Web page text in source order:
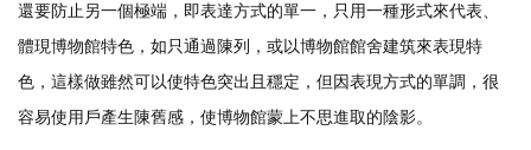
還要防止另一個極端，即表達方式的單一，只用一種形式來代表、
體現博物館特色，如只通過陳列，或以博物館館舍建筑來表現特
色，這樣做雖然可以使特色突出且穩定，但因表現方式的單調，很
容易使用戶產生陳舊感，使博物館蒙上不思進取的陰影。